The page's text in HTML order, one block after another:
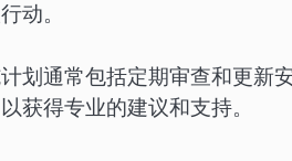
动。
划通常包括定期审查和更新
获得专业的建议和支持。